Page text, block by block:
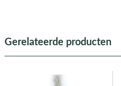
Gerelateerde producten